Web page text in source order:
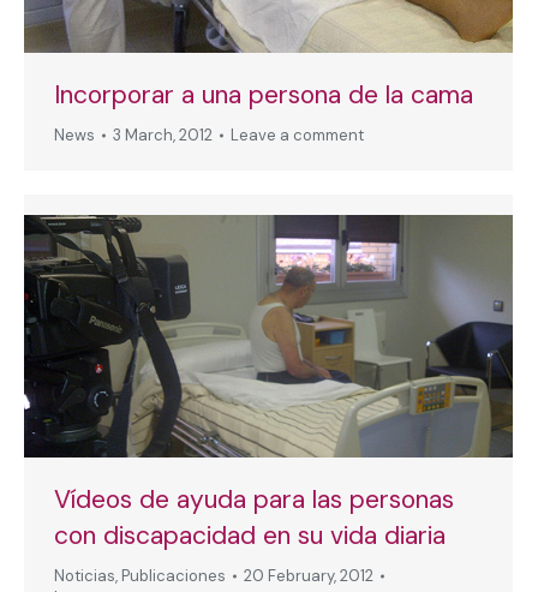
Incorporar a una persona de la cama
News 3 March, 2012 Leave a comment
Vídeos de ayuda para las personas
con discapacidad en su vida diaria
Noticias, Publicaciones
20 February, 2012